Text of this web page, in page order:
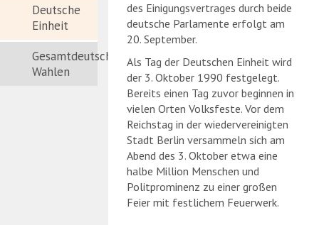
Deutsche
Einheit
Gesamtdeutsche
Wahlen
des Einigungsvertrages durch beide
deutsche Parlamente erfolgt am
20. September.
Als Tag der Deutschen Einheit wird
der 3. Oktober 1990 festgelegt.
Bereits einen Tag zuvor beginnen in
vielen Orten Volksfeste. Vor dem
Reichstag in der wiedervereinigten
Stadt Berlin versammeln sich am
Abend des 3. Oktober etwa eine
halbe Million Menschen und
Politprominenz zu einer großen
Feier mit festlichem Feuerwerk.